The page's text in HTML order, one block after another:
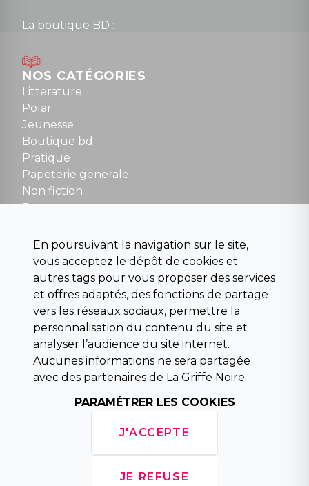
La boutique BD :
Mardi au samedi : 10h à 13h / 14h à 19h
Dimanche : 10h30 à 12h30
Tel : 01 48 89 13 88
NOUS CONTACTER
contact@la-griffe-noire.com
NOS CATÉGORIES
Litterature
Polar
Jeunesse
Boutique bd
Pratique
Papeterie generale
Non fiction
Divers
Beaux livres et art
Para scolaire
Histoire
Pochoteque
Pleiade
INFORMATIONS
Droit de rétractation
Conditions générales de vente
Horaires d'ouverture
Politique de confidentialité
En poursuivant la navigation sur le site,
vous acceptez le dépôt de cookies et
autres tags pour vous proposer des services
et offres adaptés, des fonctions de partage
vers les réseaux sociaux, permettre la
personnalisation du contenu du site et
analyser l’audience du site internet.
Aucunes informations ne sera partagée
avec des partenaires de La Griffe Noire.
PARAMÉTRER LES COOKIES
J'ACCEPTE
JE REFUSE